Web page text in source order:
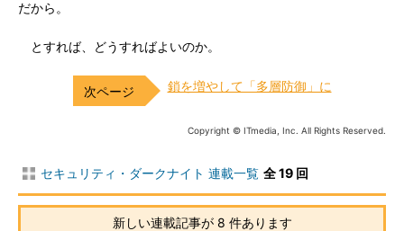
だから。
とすれば、どうすればよいのか。
鎖を増やして「多層防御」に
Copyright © ITmedia, Inc. All Rights Reserved.
セキュリティ・ダークナイト 連載一覧 全 19 回
新しい連載記事が 8 件あります